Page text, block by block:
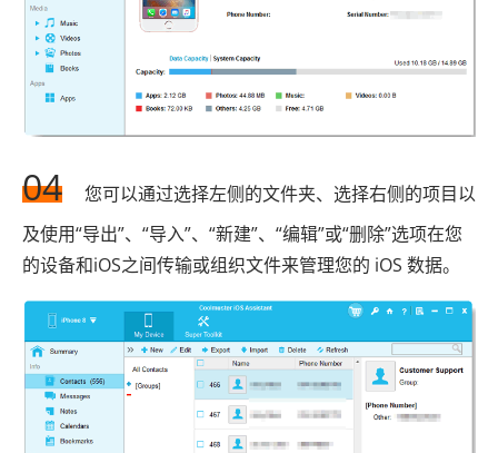
04
您可以通过选择左侧的文件夹、选择右侧的项目以
及使用“导出”、“导入”、“新建”、“编辑”或“删除”选项在您
的设备和iOS之间传输或组织文件来管理您的 iOS 数据。